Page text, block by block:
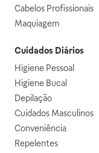
Cabelos Profissionais
Maquiagem
Cuidados Diários
Higiene Pessoal
Higiene Bucal
Depilação
Cuidados Masculinos
Conveniência
Repelentes